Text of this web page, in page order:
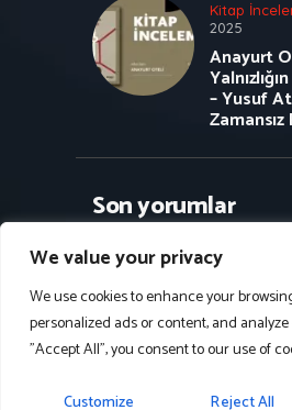
We value your privacy
We use cookies to enhance your
personalized ads or content, and
"Accept All", you consent to our use of
Customize Reject All
Kitap
2025
Anayurt
– Yusuf
Zamansız
Son yorumlar
Follow Us on
2024 - Kadim Yazılım ©